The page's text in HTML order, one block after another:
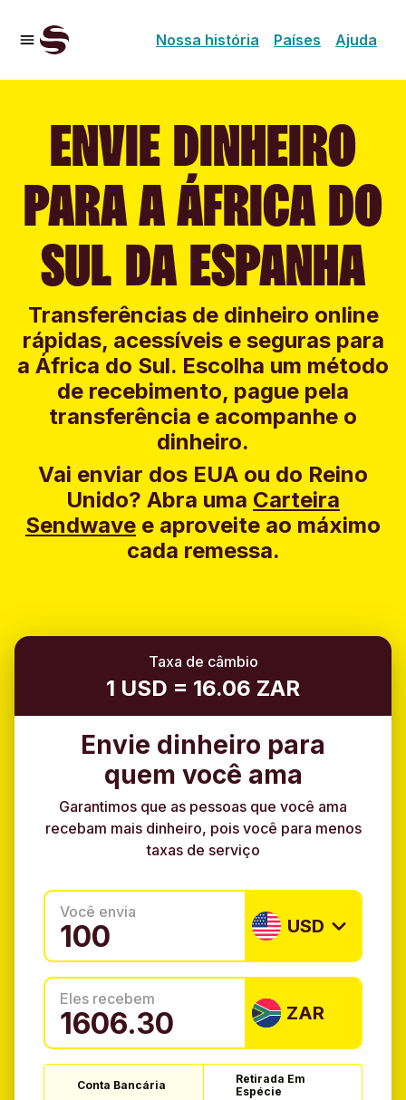
Nossa história Países Ajuda
ENVIE DINHEIRO
PARA A ÁFRICA DO
SUL DA ESPANHA
Transferências de dinheiro online
rápidas, acessíveis e seguras para
a África do Sul. Escolha um método
de recebimento, pague pela
transferência e acompanhe o
dinheiro.
Vai enviar dos EUA ou do Reino
Unido? Abra uma Carteira
Sendwave e aproveite ao máximo
cada remessa.
Taxa de câmbio
1 USD = 16.06 ZAR
Envie dinheiro para
quem você ama
Garantimos que as pessoas que você ama
recebam mais dinheiro, pois você para menos
taxas de serviço
Você envia
USD
Eles recebem
ZAR
Conta Bancária
Retirada Em
Espécie